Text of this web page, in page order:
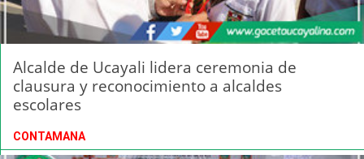
Alcalde de Ucayali lidera ceremonia de
clausura y reconocimiento a alcaldes
escolares
CONTAMANA